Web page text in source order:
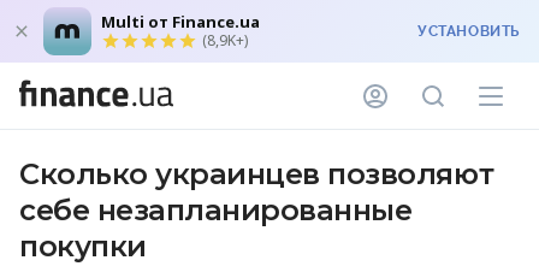
Multi от Finance.ua
(8,9K+) УСТАНОВИТЬ
Сколько украинцев позволяют
себе незапланированные
покупки